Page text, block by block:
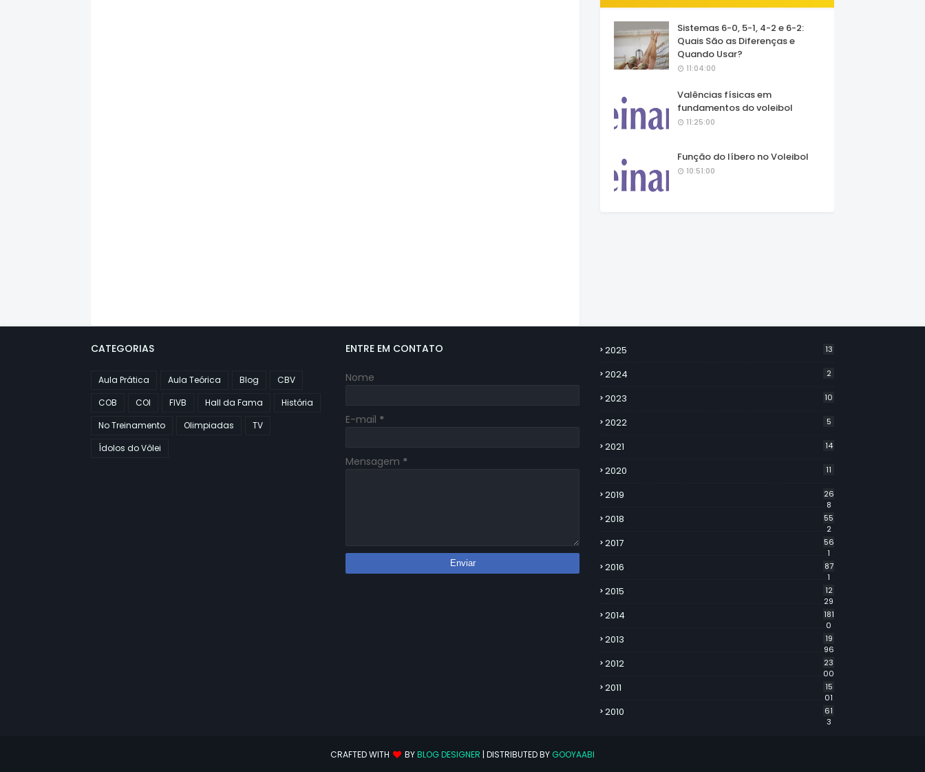
Sistemas 6-0, 5-1, 4-2 e 6-2:
Quais São as Diferenças e
Quando Usar?
11:04:00
Valências físicas em
fundamentos do voleibol
11:25:00
Função do líbero no Voleibol
10:51:00
CATEGORIAS
Aula Prática Aula Teórica Blog
CBV
COB
COI FIVB Hall da Fama
História
No Treinamento
Olimpiadas
TV
Ídolos do Vôlei
ENTRE EM CONTATO
Nome
E-mail *
Mensagem *
2025 13
2024 2
2023 10
2022 5
2021 14
2020 11
2019
26
8
2018
55
2
2017
56
1
2016
87
1
2015
12
29
2014
181
0
2013
19
96
2012
23
00
2011
15
01
2010
61
3
CRAFTED WITH BYBLOG DESIGNER | DISTRIBUTED BY GOOYAABI